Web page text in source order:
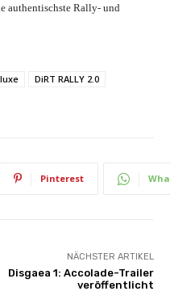
authentischste Rally- und
DiRT RALLY 2.0
Pinterest
NÄCHSTER ARTIKEL
Disgaea 1: Accolade-Trailer
veröffentlicht